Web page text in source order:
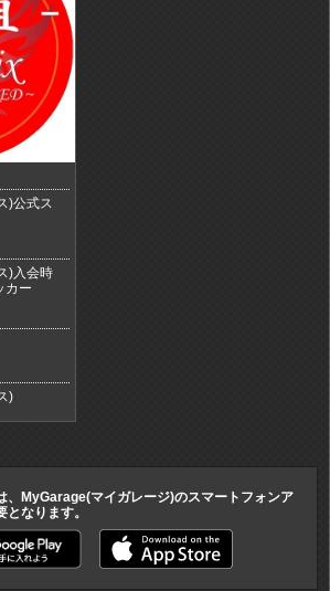
)公式ス
)入会時
カー
)
、MyGarage(マイガレージ)のスマートフォンア
となります。